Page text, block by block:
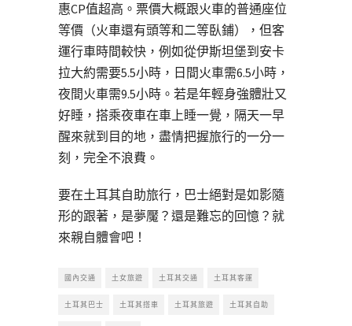
惠CP值超高。票價大概跟火車的普通座位
等價（火車還有頭等和二等臥鋪），但客
運行車時間較快，例如從伊斯坦堡到安卡
拉大約需要5.5小時，日間火車需6.5小時，
夜間火車需9.5小時。若是年輕身強體壯又
好睡，搭乘夜車在車上睡一覺，隔天一早
醒來就到目的地，盡情把握旅行的一分一
刻，完全不浪費。
要在土耳其自助旅行，巴士絕對是如影隨
形的跟著，是夢魘？還是難忘的回憶？就
來親自體會吧！
國內交通 土女旅遊 土耳其交通 土耳其客運
土耳其巴士 土耳其搭車 土耳其旅遊 土耳其自助